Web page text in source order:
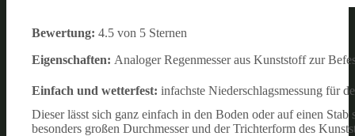
Bewertung: 4.5 von 5 Sternen
Eigenschaften: Analoger Regenmesser aus Kunststoff zur
Einfach und wetterfest: infachste Niederschlagsmessung für
Dieser lässt sich ganz einfach in den Boden oder auf einen
besonders großen Durchmesser und der Trichterform des